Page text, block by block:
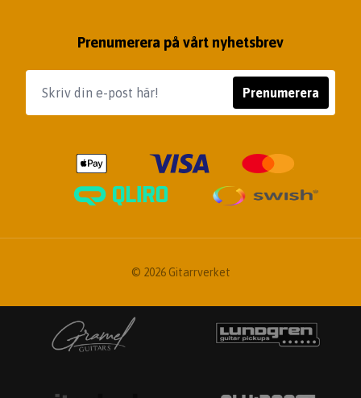
Prenumerera på vårt nyhetsbrev
Prenumerera
© 2026 Gitarrverket